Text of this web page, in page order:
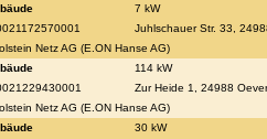
7 kW
Juhlschauer Str. 33,
Netz AG (E.ON Hanse AG)
114 kW
Zur Heide 1, 24988
Netz AG (E.ON Hanse AG)
30 kW